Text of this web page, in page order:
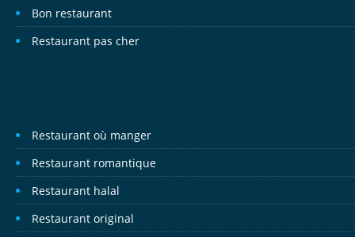
Bon restaurant
Restaurant pas cher
Restaurant où manger
Restaurant romantique
Restaurant halal
Restaurant original